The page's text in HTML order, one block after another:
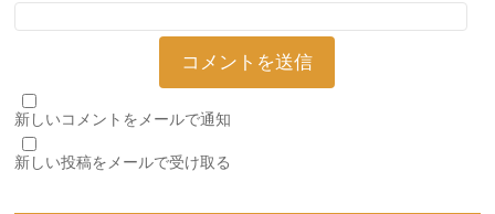
新しいコメントをメールで通知
新しい投稿をメールで受け取る